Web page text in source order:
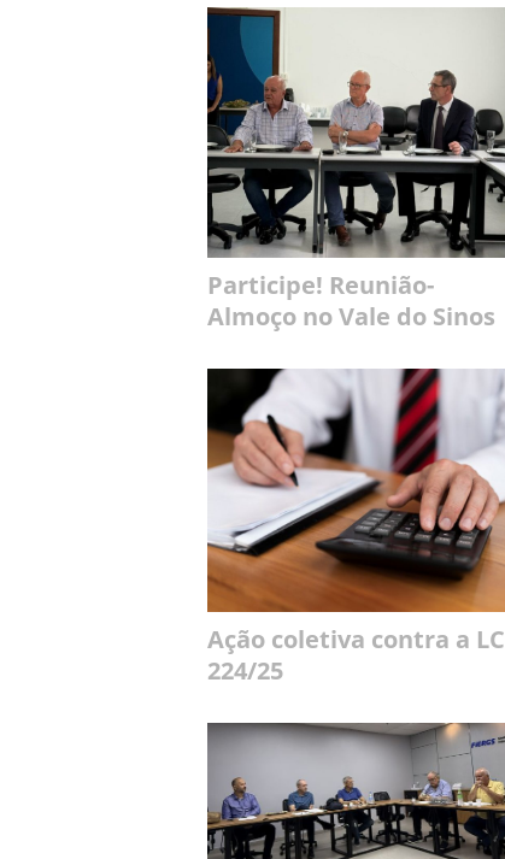
Participe! Reunião-
Almoço no Vale do Sinos
Ação coletiva contra a LC
224/25